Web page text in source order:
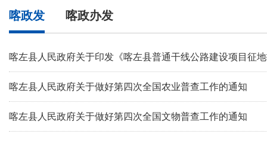
图解：县政府召开党组会议和常务会议
喀政发 喀政办发
喀左县人民政府关于印发《喀左县普通干线公路建设项目征
喀左县人民政府关于做好第四次全国农业普查工作的通知
喀左县人民政府关于做好第四次全国文物普查工作的通知